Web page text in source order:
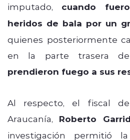
imputado, cuando
heridos de bala por un
quienes posteriormente
en la parte trasera
prendieron fuego a sus
Al respecto, el fiscal
Araucanía, Roberto
investigación permitió